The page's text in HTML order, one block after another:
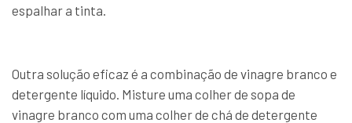
espalhar a tinta.
Outra solução eficaz é a combinação de vinagre branco e
detergente líquido. Misture uma colher de sopa de
vinagre branco com uma colher de chá de detergente